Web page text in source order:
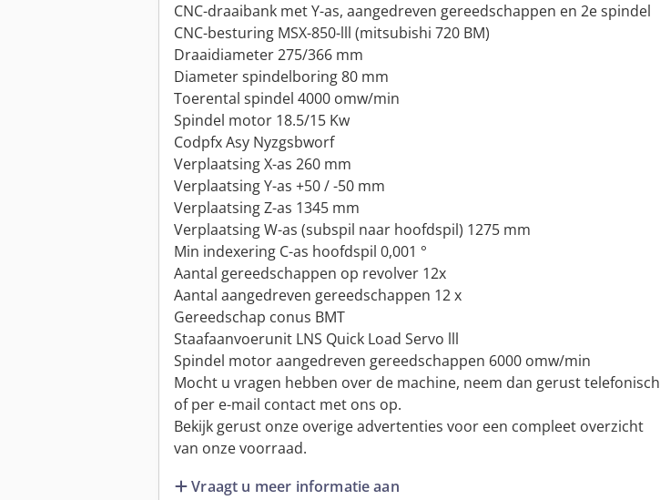
CNC-draaibank met Y-as, aangedreven gereedschappen en 2e spindel
CNC-besturing MSX-850-lll (mitsubishi 720 BM)
Draaidiameter 275/366 mm
Diameter spindelboring 80 mm
Toerental spindel 4000 omw/min
Spindel motor 18.5/15 Kw
Codpfx Asy Nyzgsbworf
Verplaatsing X-as 260 mm
Verplaatsing Y-as +50 / -50 mm
Verplaatsing Z-as 1345 mm
Verplaatsing W-as (subspil naar hoofdspil) 1275 mm
Min indexering C-as hoofdspil 0,001 °
Aantal gereedschappen op revolver 12x
Aantal aangedreven gereedschappen 12 x
Gereedschap conus BMT
Staafaanvoerunit LNS Quick Load Servo lll
Spindel motor aangedreven gereedschappen 6000 omw/min
Mocht u vragen hebben over de machine, neem dan gerust telefonisch
of per e-mail contact met ons op.
Bekijk gerust onze overige advertenties voor een compleet overzicht
van onze voorraad.
Vraagt u meer informatie aan